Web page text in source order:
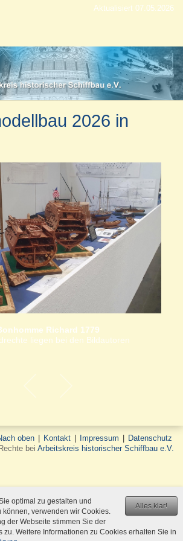
Aktualisiert 07.05.2026
2026 in
Richard 1779
liegen bei den Bildautoren
oben Kontakt Impressum
Datenschutz
bei Arbeitskreis historischer Schiffbau e.V.
Alles klar!
optimal zu gestalten und
verwenden wir Cookies.
der Webseite stimmen Sie der
zu. Weitere Informationen zu Cookies erhalten Sie in